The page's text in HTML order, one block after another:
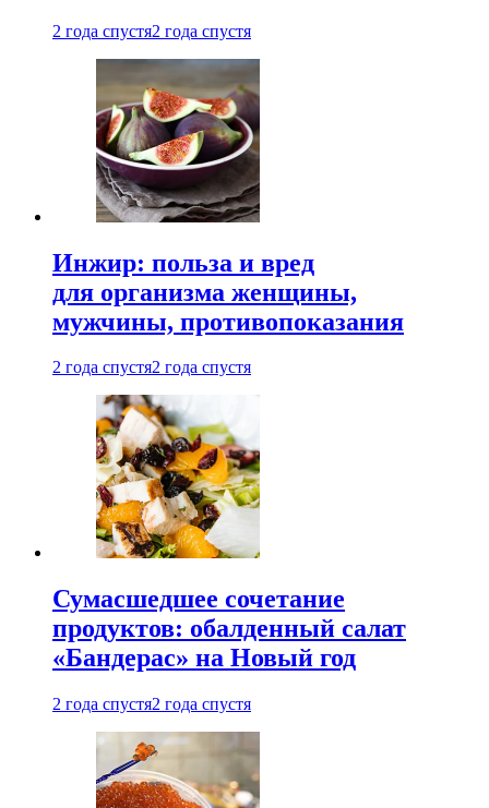
2 года спустя2 года спустя
Инжир: польза и вред
для организма женщины,
мужчины, противопоказания
2 года спустя2 года спустя
Сумасшедшее сочетание
продуктов: обалденный салат
«Бандерас» на Новый год
2 года спустя2 года спустя